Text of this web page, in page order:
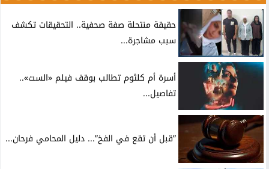
حقيقة منتحلة صفة صحفية.. التحقيقات تكشف
سبب مشاجرة...
أسرة أم كلثوم تطالب بوقف فيلم «الست»..
تفاصيل...
”قبل أن تقع في الفخ”... دليل المحامي فرحان...